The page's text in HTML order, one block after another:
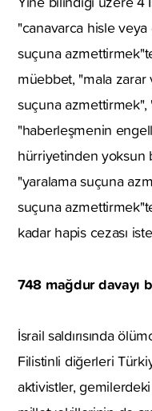
"canavarca hisle
suçuna
müebbet, "mala
suçuna
"haberleşmenin
hürriyetinden yoksun
"yaralama suçuna
suçuna
kadar hapis cezası
748 mağdur davayı
İsrail saldırısında
Filistinli diğerleri
aktivistler,